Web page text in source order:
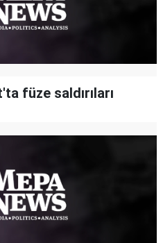
füze saldırıları